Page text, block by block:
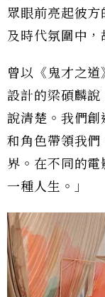
眾眼前亮起彼
及時代氛圍中，
曾以《鬼才之
設計的梁碩麟
說清楚。我們
和角色帶領我
界。在不同的
一種人生。」